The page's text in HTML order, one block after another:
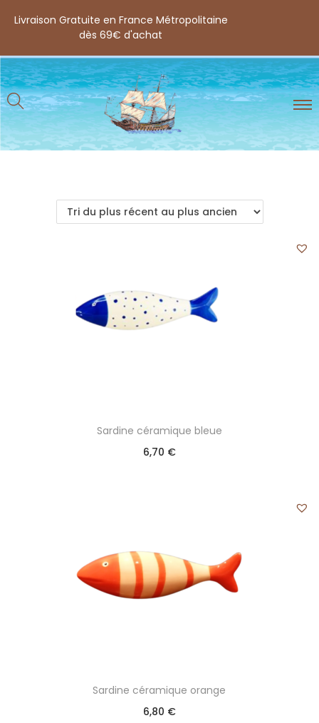
Livraison Gratuite en France Métropolitaine
dès 69€ d'achat
Sardine céramique bleue
6,70 €
Sardine céramique orange
6,80 €